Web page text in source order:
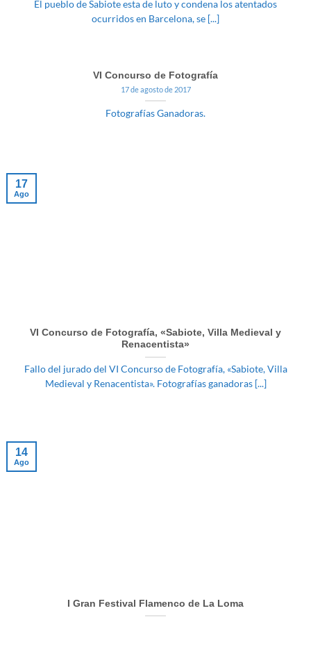
El pueblo de Sabiote esta de luto y condena los atentados
ocurridos en Barcelona, se [...]
VI Concurso de Fotografía
17 de agosto de 2017
Fotografías Ganadoras.
VI Concurso de Fotografía, «Sabiote, Villa Medieval y
Renacentista»
Fallo del jurado del VI Concurso de Fotografía, «Sabiote, Villa
Medieval y Renacentista». Fotografías ganadoras [...]
17
Ago
I Gran Festival Flamenco de La Loma
14
Ago